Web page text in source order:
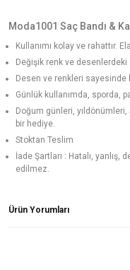
Moda1001 Saç Bandı &
Kullanımı kolay ve rahattır.
Değişik renk ve desenlerdeki
Desen ve renkleri sayesinde
Günlük kullanımda, sporda,
Doğum günleri,
bir hediye.
Stoktan Teslim
İade Şartları : Hatalı, yanlış,
edilmez.
Ürün Yorumları